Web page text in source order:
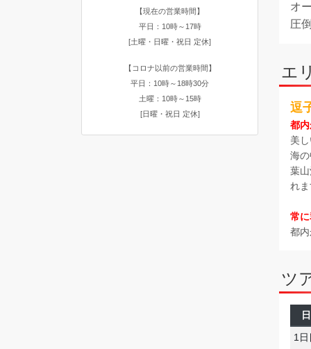
【現在の営業時間】
平日：10時～17時
[土曜・日曜・祝日 定休]
【コロナ以前の営業時間】
平日：10時～18時30分
土曜：10時～15時
[日曜・祝日 定休]
オ
圧
エ
逗
都
美
海
葉
れ
常
都
ツ
日
1日